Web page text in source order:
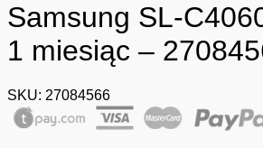
Samsung SL-
1 miesiąc –
SKU: 27084566